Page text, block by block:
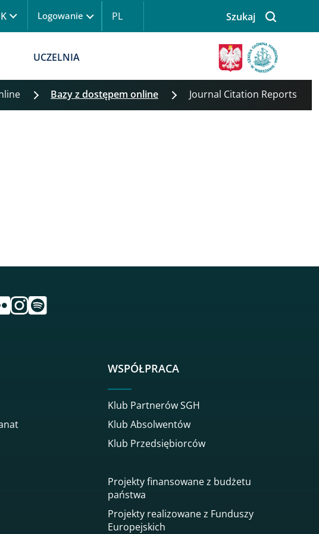
Menu logowanie
Logowanie PL
Szukaj
UCZELNIA
Obraz
Bazy z dostępem online Journal Citation Reports
sgh
twitter sgh
linkedin sgh
do serwisu youtube sgh
do serwisu flickr sgh
przejdź do serwisu instagram sgh
przejdź do serwisu spotify sgh
WSPÓŁPRACA
Klub Partnerów SGH
Klub Absolwentów
Klub Przedsiębiorców
Projekty finansowane z budżetu
państwa
Projekty realizowane z Funduszy
Europejskich